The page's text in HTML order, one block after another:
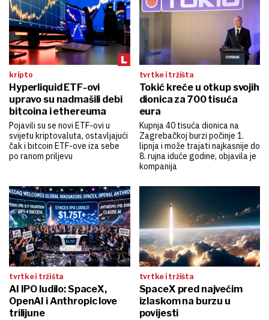
kripto
Hyperliquid ETF-ovi
upravo su nadmašili debi
bitcoina i ethereuma
Pojavili su se novi ETF-ovi u
svijetu kriptovaluta, ostavljajući
čak i bitcoin ETF-ove iza sebe
po ranom priljevu
tvrtke i tržišta
Tokić kreće u otkup svojih
dionica za 700 tisuća
eura
Kupnja 40 tisuća dionica na
Zagrebačkoj burzi počinje 1.
lipnja i može trajati najkasnije do
8. rujna iduće godine, objavila je
kompanija
tvrtke i tržišta
AI IPO ludilo: SpaceX,
OpenAI i Anthropic love
trilijune
tvrtke i tržišta
SpaceX pred najvećim
izlaskom na burzu u
povijesti